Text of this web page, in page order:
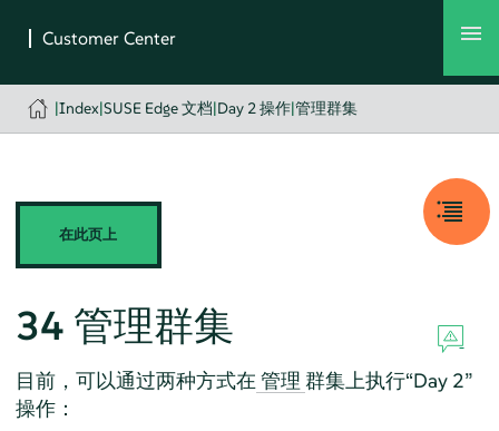
|Index|SUSE Edge 文档|Day 2 操作|管理群集
在此页上
34 管理群集
目前，可以通过两种方式在 管理 群集上执行“Day 2”
操作：